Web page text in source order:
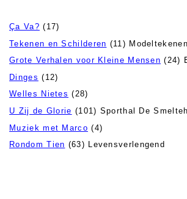
Ça Va? (17)
Tekenen en Schilderen (11) Modeltekenen
Grote Verhalen voor Kleine Mensen (24)
Dinges (12)
Welles Nietes (28)
U Zij de Glorie (101) Sporthal De
Muziek met Marco (4)
Rondom Tien (63) Levensverlengend